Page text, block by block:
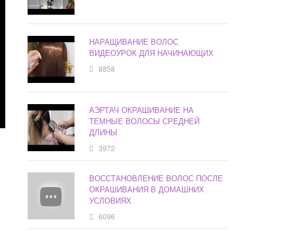
НАРАЩИВАНИЕ ВОЛОС
ВИДЕОУРОК ДЛЯ НАЧИНАЮЩИХ
8858
АЭРТАЧ ОКРАШИВАНИЕ НА
ТЕМНЫЕ ВОЛОСЫ СРЕДНЕЙ
ДЛИНЫ
3972
ВОССТАНОВЛЕНИЕ ВОЛОС ПОСЛЕ
ОКРАШИВАНИЯ В ДОМАШНИХ
УСЛОВИЯХ
6096